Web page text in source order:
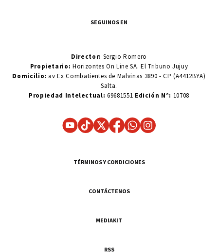
SEGUINOS EN
Director: Sergio Romero
Propietario:Horizontes On Line SA. El Tribuno Jujuy
Domicilio: av Ex Combatientes de Malvinas 3890 - CP (A4412BYA)
Salta.
Propiedad Intelectual: 69681551 Edición N°: 10708
TÉRMINOS Y CONDICIONES
CONTÁCTENOS
MEDIAKIT
RSS